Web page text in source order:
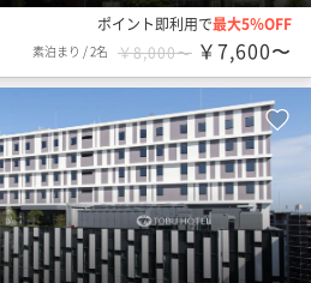
ポイント即利用で最大5％OFF
素泊まり /2名 ￥8,000〜 ￥7,600〜